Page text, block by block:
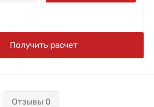
Получить расчет
Отзывы 0